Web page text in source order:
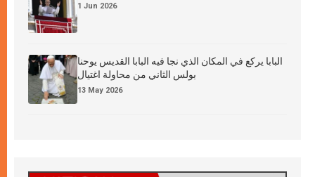
1 Jun 2026
البابا يركع في المكان الذي نجا فيه البابا القديس يوحنا
بولس الثاني من محاولة اغتيال
13 May 2026